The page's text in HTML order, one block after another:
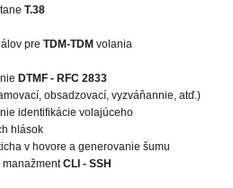
T.38
pre TDM-TDM volania
DTMF - RFC 2833
obsadzovací, vyzváňannie, atď.)
identifikácie volajúceho
hlások
v hovore a generovanie šumu
manažmentCLI - SSH